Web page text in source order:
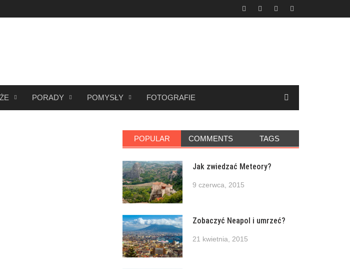
PORADY POMYSŁY FOTOGRAFIE
POPULAR COMMENTS TAGS
Jak zwiedzać Meteory?
9 czerwca, 2015
Zobaczyć Neapol i umrzeć?
21 kwietnia, 2015